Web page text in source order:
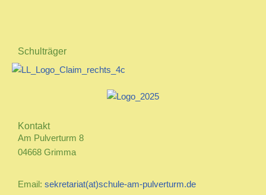
Schulträger
Kontakt
Am Pulverturm 8
04668 Grimma
Email: sekretariat(at)schule-am-pulverturm.de